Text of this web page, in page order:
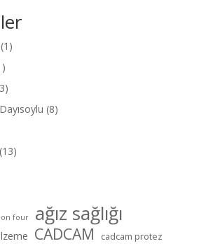
(8)
(13)
four ağız sağlığı
CADCAM
cadcam protez